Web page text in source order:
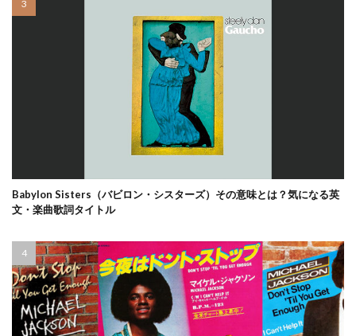
Babylon Sisters（バビロン・シスターズ）その意味とは？気になる英
文・楽曲歌詞タイトル